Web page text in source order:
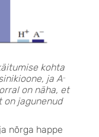
kohta
ja A–
on näha, et
jagunenud
nõrga happe